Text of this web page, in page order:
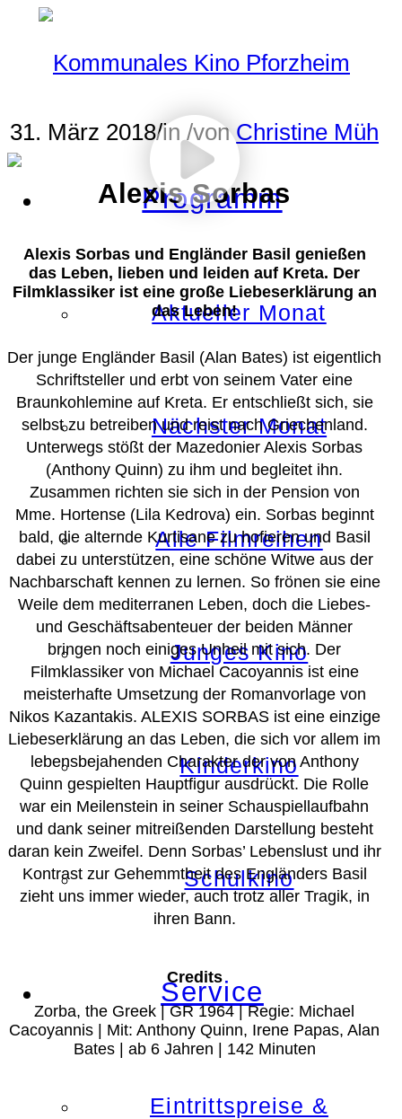
Programm
Aktueller Monat
Nächster Monat
Alle Filmreihen
Junges Kino
Kinderkino
Schulkino
Service
Eintrittspreise &
31. März 2018/in /vonChristine Müh
Alexis Sorbas
Alexis Sorbas und Engländer Basil genießen
das Leben, lieben und leiden auf Kreta. Der
Filmklassiker ist eine große Liebeserklärung an
das Leben!
Der junge Engländer Basil (Alan Bates) ist eigentlich
Schriftsteller und erbt von seinem Vater eine
Braunkohlemine auf Kreta. Er entschließt sich, sie
selbst zu betreiben und reist nach Griechenland.
Unterwegs stößt der Mazedonier Alexis Sorbas
(Anthony Quinn) zu ihm und begleitet ihn.
Zusammen richten sie sich in der Pension von
Mme. Hortense (Lila Kedrova) ein. Sorbas beginnt
bald, die alternde Kurtisane zu hofieren und Basil
dabei zu unterstützen, eine schöne Witwe aus der
Nachbarschaft kennen zu lernen. So frönen sie eine
Weile dem mediterranen Leben, doch die Liebes-
und Geschäftsabenteuer der beiden Männer
bringen noch einiges Unheil mit sich. Der
Filmklassiker von Michael Cacoyannis ist eine
meisterhafte Umsetzung der Romanvorlage von
Nikos Kazantakis. ALEXIS SORBAS ist eine einzige
Liebeserklärung an das Leben, die sich vor allem im
lebensbejahenden Charakter der von Anthony
Quinn gespielten Hauptfigur ausdrückt. Die Rolle
war ein Meilenstein in seiner Schauspiellaufbahn
und dank seiner mitreißenden Darstellung besteht
daran kein Zweifel. Denn Sorbas’ Lebenslust und ihr
Kontrast zur Gehemmtheit des Engländers Basil
zieht uns immer wieder, auch trotz aller Tragik, in
ihren Bann.
Credits
Zorba, the Greek | GR 1964 | Regie: Michael
Cacoyannis | Mit: Anthony Quinn, Irene Papas, Alan
Bates | ab 6 Jahren | 142 Minuten